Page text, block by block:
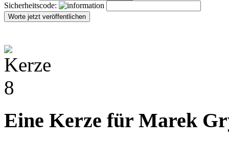
Sicherheitscode:
Eine Kerze für Marek